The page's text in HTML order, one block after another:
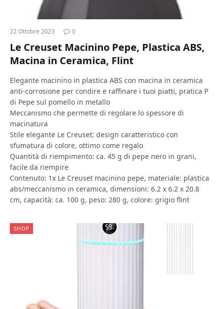
22 Ottobre 2023 0
Le Creuset Macinino Pepe, Plastica ABS,
Macina in Ceramica, Flint
Elegante macinino in plastica ABS con macina in ceramica
anti-corrosione per condire e raffinare i tuoi piatti, pratica P
di Pepe sul pomello in metallo
Meccanismo che permette di regolare lo spessore di
macinatura
Stile elegante Le Creuset: design caratteristico con
sfumatura di colore, ottimo come regalo
Quantità di riempimento: ca. 45 g di pepe nero in grani,
facile da riempire
Contenuto: 1x Le Creuset macinino pepe, materiale: plastica
abs/meccanismo in ceramica, dimensioni: 6.2 x 6.2 x 20.8
cm, capacità: ca. 100 g, peso: 280 g, colore: grigio flint
SHOP